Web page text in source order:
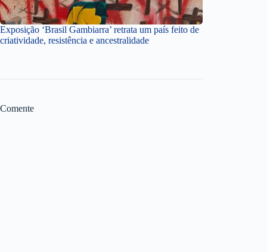
Exposição ‘Brasil Gambiarra’ retrata um país feito de
criatividade, resistência e ancestralidade
Comente